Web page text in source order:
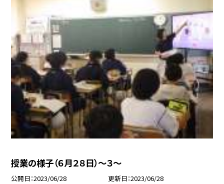
授業の様子（６月２８日）〜３〜
公開日 2023/06/28 更新日 2023/06/28